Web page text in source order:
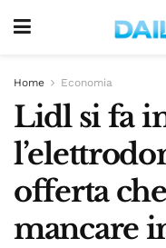
Home Economia
Lidl si fa
offerta
mancare